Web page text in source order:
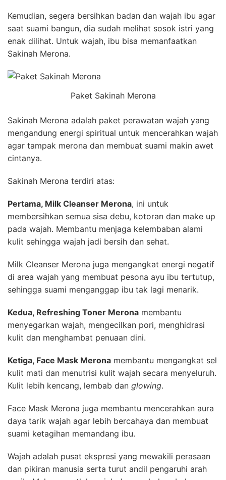
Kemudian, segera bersihkan badan dan wajah ibu agar
saat suami bangun, dia sudah melihat sosok istri yang
enak dilihat. Untuk wajah, ibu bisa memanfaatkan
Sakinah Merona.
Paket Sakinah Merona
Sakinah Merona adalah paket perawatan wajah yang
mengandung energi spiritual untuk mencerahkan wajah
agar tampak merona dan membuat suami makin awet
cintanya.
Sakinah Merona terdiri atas:
Pertama, Milk Cleanser Merona, ini untuk
membersihkan semua sisa debu, kotoran dan make up
pada wajah. Membantu menjaga kelembaban alami
kulit sehingga wajah jadi bersih dan sehat.
Milk Cleanser Merona juga mengangkat energi negatif
di area wajah yang membuat pesona ayu ibu tertutup,
sehingga suami menganggap ibu tak lagi menarik.
Kedua, Refreshing Toner Merona membantu
menyegarkan wajah, mengecilkan pori, menghidrasi
kulit dan menghambat penuaan dini.
Ketiga, Face Mask Merona membantu mengangkat sel
kulit mati dan menutrisi kulit wajah secara menyeluruh.
Kulit lebih kencang, lembab dan glowing.
Face Mask Merona juga membantu mencerahkan aura
daya tarik wajah agar lebih bercahaya dan membuat
suami ketagihan memandang ibu.
Wajah adalah pusat ekspresi yang mewakili perasaan
dan pikiran manusia serta turut andil pengaruhi arah